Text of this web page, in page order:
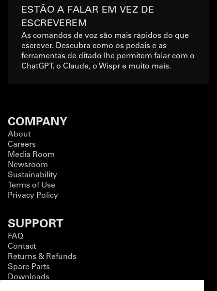
ESTÃO A FALAR EM VEZ DE
ESCREVEREM
As comandos de voz são mais rápidos do que
escrever. Descubra como os pedais e as
ferramentas de ditado lhe permitem falar com o
ChatGPT, o Claude, o Wispr e muito mais.
COMPANY
About
Careers
Media Room
Newsroom
Sustainability
Terms of Use
Privacy Policy
SUPPORT
FAQ
Contact
Returns & Refunds
Spare Parts
Downloads